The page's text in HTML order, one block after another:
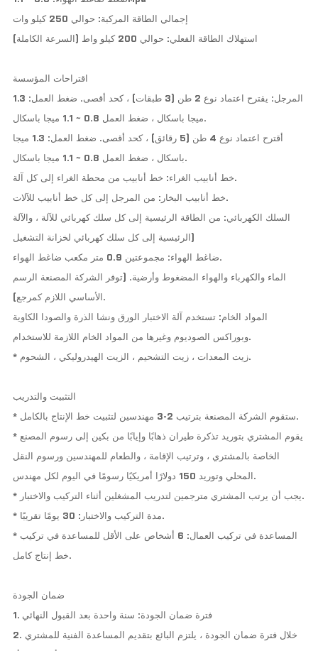
إجمالي الطاقة المركبة: حوالي 250 كيلو وات
استهلاك الطاقة الفعلي: حوالي 200 كيلو واط (السرعة الكاملة)
اقتراحات المؤسسة
المرجل: يقترح اعتماد نوع 2 طن (3 طبقات) ، كحد أقصى. ضغط العمل: 1.3
ميجا باسكال ، ضغط العمل 0.8 ~ 1.1 ميجا باسكال.
أقترح اعتماد نوع 4 طن (5 رقائق) ، كحد أقصى. ضغط العمل: 1.3 ميجا
باسكال ، ضغط العمل 0.8 ~ 1.1 ميجا باسكال.
خط أنابيب الغراء: خط أنابيب من محطة الغراء إلى كل آلة.
خط أنابيب البخار: من المرجل إلى كل خط أنابيب للآلات.
السلك الكهربائي: من الطاقة الرئيسية إلى كل سلك كهربائي للآلة ، والآلة
الرئيسية إلى كل سلك كهربائي لخزانة التشغيل)
ضاغط الهواء: مجموعتين 0.9 متر مكعب ضاغط الهواء.
الماء والكهرباء والهواء المضغوط وأرضية. (توفر الشركة المصنعة الرسم
الأساسي اللازم كمرجع).
المواد الخام: تستخدم آلة الاختبار الورق ونشا الذرة والصودا الكاوية
وبوراكس الصوديوم وغيرها من المواد الخام اللازمة للاستخدام.
* زيت المعدات ، زيت التشحيم ، الزيت الهيدروليكي ، الشحوم.
التثبيت والتدريب
* ستقوم الشركة المصنعة بترتيب 2-3 مهندسين لتثبيت خط الإنتاج بالكامل.
* يقوم المشتري بتوريد تذكرة طيران ذهابًا وإيابًا من بكين إلى رسوم المصنع
الخاصة بالمشتري ، وترتيب الإقامة ، والطعام للمهندسين ورسوم النقل
المحلي وتوريد 150 دولارًا أمريكيًا رسومًا في اليوم لكل مهندس.
* يجب أن يرتب المشتري مترجمين لتدريب المشغلين أثناء التركيب والاختبار.
* مدة التركيب والاختبار: 30 يومًا تقريبًا.
* المساعدة في تركيب العمال: 6 أشخاص على الأقل للمساعدة في تركيب
خط إنتاج كامل.
ضمان الجودة
1. فترة ضمان الجودة: سنة واحدة بعد القبول النهائي
2. خلال فترة ضمان الجودة ، يلتزم البائع بتقديم المساعدة الفنية للمشتري